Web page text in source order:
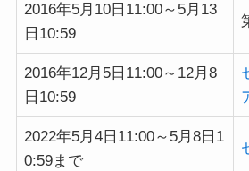
2016年5月10日11:00～5月13
日10:59
2016年12月5日11:00～12月8
日10:59
2022年5月4日11:00～5月8日1
0:59まで